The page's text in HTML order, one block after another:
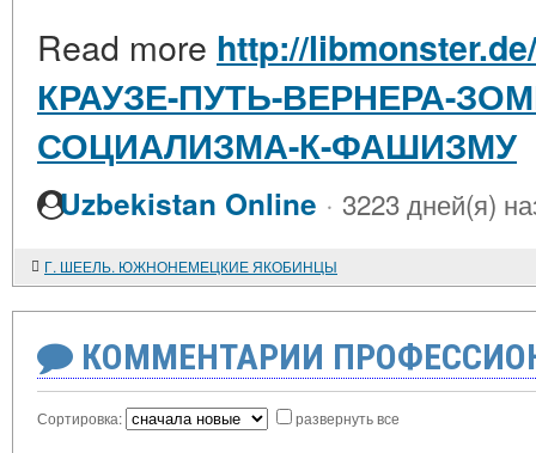
Read more http://
КРАУЗЕ-ПУТЬ-ВЕРНЕРА-
СОЦИАЛИЗМА-К-ФАШИЗМУ
Uzbekistan Online · 3223 дней(я)
Г. ШЕЕЛЬ. ЮЖНОНЕМЕЦКИЕ ЯКОБИНЦЫ
КОММЕНТАРИИ
Сортировка: развернуть все